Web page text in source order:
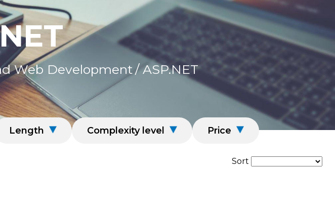
Web Development/ ASP.NET
Length Complexity level Price
Sort